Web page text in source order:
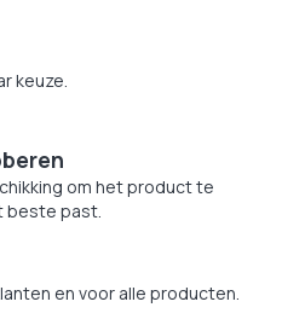
keuze.
om het product te
beste past.
en voor alle producten.